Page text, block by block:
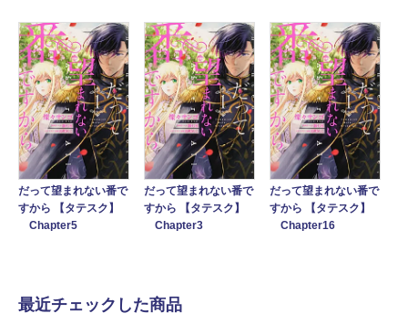
だって望まれない番で
すから 【タテスク】
Chapter5
だって望まれない番で
すから 【タテスク】
Chapter3
だって望まれない番で
すから 【タテスク】
Chapter16
最近チェックした商品